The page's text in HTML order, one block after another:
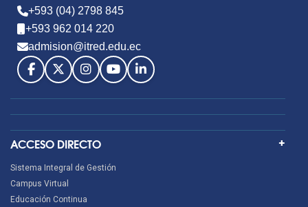
+593 (04) 2798 845
+593 962 014 220
admision@itred.edu.ec
ACCESO DIRECTO
Sistema Integral de Gestión
Campus Virtual
Educación Continua